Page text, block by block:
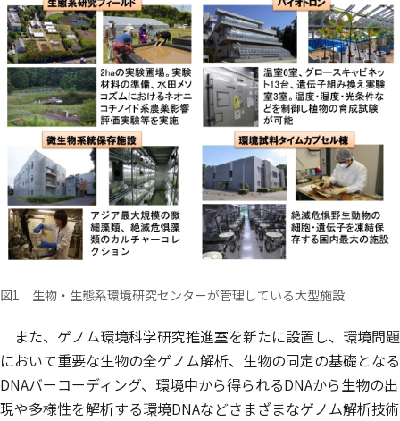
図1 生物・生態系環境研究センターが管理している大型施設
また、ゲノム環境科学研究推進室を新たに設置し、環境問題
において重要な生物の全ゲノム解析、生物の同定の基礎となる
DNAバーコーディング、環境中から得られるDNAから生物の出
現や多様性を解析する環境DNAなどさまざまなゲノム解析技術